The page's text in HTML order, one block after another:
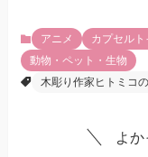
アニメ カプセルト
動物・ペット・生物
木彫り作家ヒトミコ
よか